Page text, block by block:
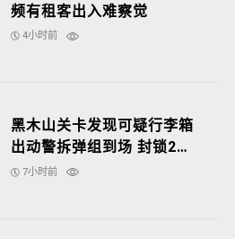
频有租客出入难察觉
4小时前
黑木山关卡发现可疑行李箱
出动警拆弹组到场 封锁2小
时大塞车
7小时前